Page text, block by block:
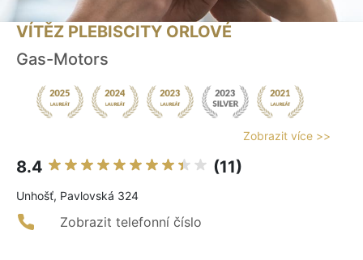
VÍTĚZ PLEBISCITY ORLOVÉ
Gas-Motors
Zobrazit více >>
8.4 (11)
Unhošť, Pavlovská 324
Zobrazit telefonní číslo